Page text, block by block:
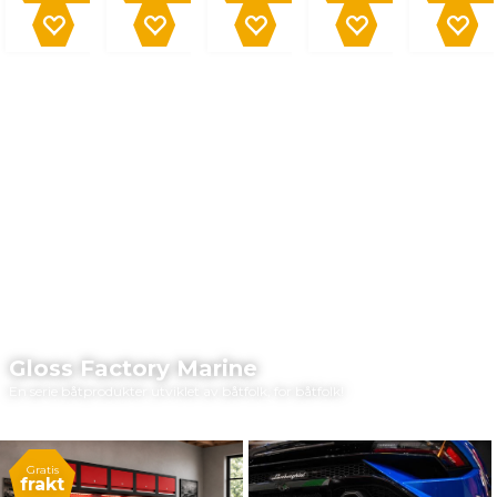
Gloss Factory Marine
Gratis
frakt